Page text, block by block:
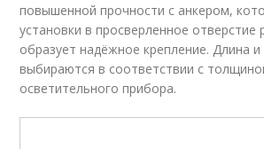
повышенной прочности с анкером,
установки в просверленное отверстие
образует надёжное крепление. Длина и
выбираются в соответствии с
осветительного прибора.